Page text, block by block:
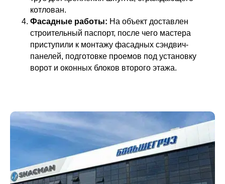
котлован.
Фасадные работы: На объект доставлен
строительный паспорт, после чего мастера
приступили к монтажу фасадных сэндвич-
панелей, подготовке проемов под установку
ворот и оконных блоков второго этажа.